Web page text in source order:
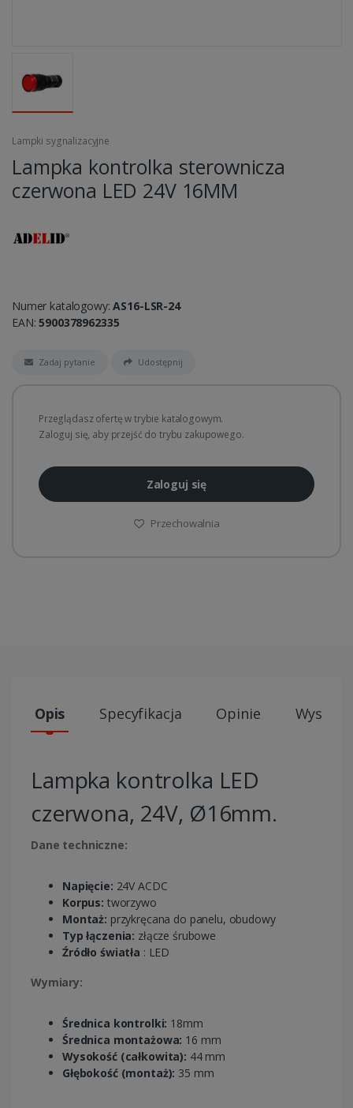
Lampki sygnalizacyjne
Lampka kontrolka sterownicza
czerwona LED 24V 16MM
Numer katalogowy:AS16-LSR-24
EAN:5900378962335
Zadaj pytanie Udostępnij
Przeglądasz ofertę w trybie katalogowym.
Zaloguj się, aby przejść do trybu zakupowego.
Zaloguj się
Przechowalnia
Opis Specyfikacja Opinie Wysyłki
Lampka kontrolka LED
czerwona, 24V, Ø16mm.
Dane techniczne:
Napięcie: 24V ACDC
Korpus: tworzywo
Montaż: przykręcana do panelu, obudowy
Typ łączenia: złącze śrubowe
Źródło światła : LED
Wymiary:
Średnica kontrolki: 18mm
Średnica montażowa: 16 mm
Wysokość (całkowita): 44 mm
Głębokość (montaż): 35 mm